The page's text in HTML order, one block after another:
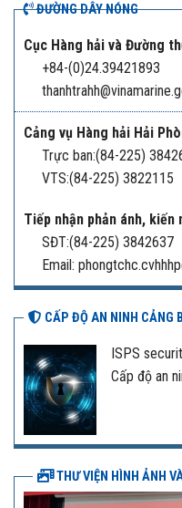
ĐƯỜNG DÂY NÓNG
Cục Hàng hải và Đường
+84-(0)24.39421893
Cảng vụ Hàng hải Hải
Trực ban:(84-225)
VTS:(84-225) 3822115
Tiếp nhận phản ánh, kiến
SĐT:(84-225) 3842637
Email:
CẤP ĐỘ AN NINH CẢNG
ISPS
Cấp độ an
THƯ VIỆN HÌNH ẢNH